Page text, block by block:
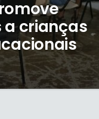
crianças